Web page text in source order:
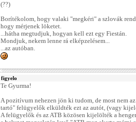
(??)
Borítékolom, hogy valaki "megkéri" a szlovák
hogy mérjenek löketet.
...hátha megtudjuk, hogyan kell ezt egy Fiestán.
Mondjuk, nekem lenne rá elképzelésem...
...az autóban.
figyelo
Te Gyurma!
A pozitívum nehezen jön ki tudom, de most nem
tartó" felügyelők elküldték ezt az autót, (vagy
A felügyelők és az ATB közösen kijelölték a